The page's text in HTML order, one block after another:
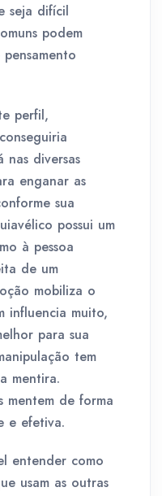
seja difícil
podem
perfil,
nas diversas
enganar as
sua
possui um
à pessoa
de um
mobiliza o
influencia muito,
para sua
tem
mentira.
mentem de forma
e efetiva.
entender como
usam as outras